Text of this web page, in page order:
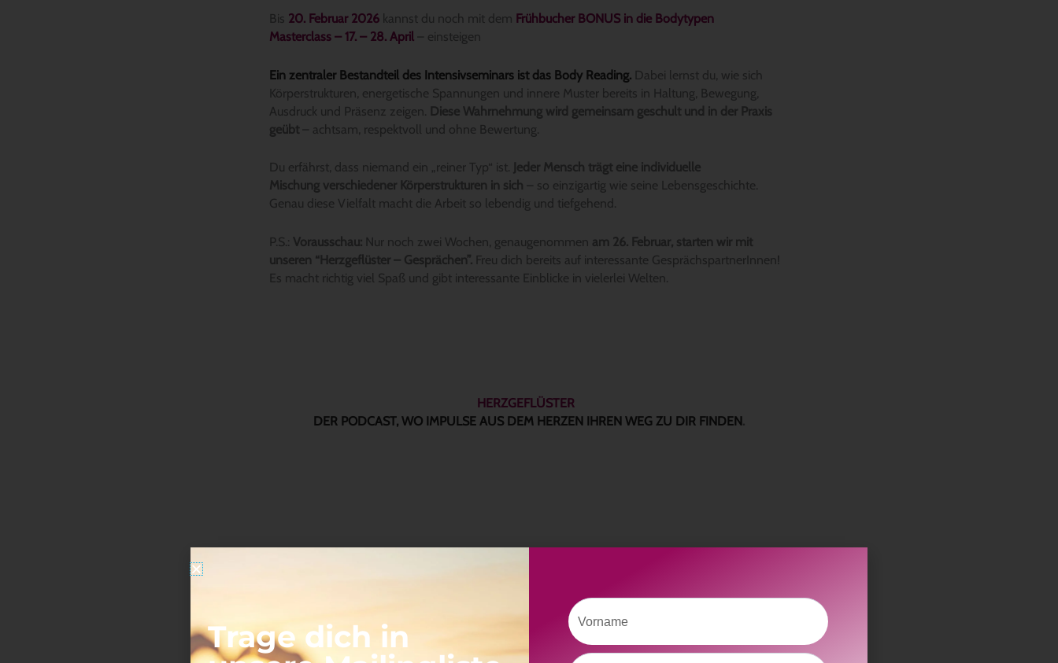
Bis 20. Februar 2026 kannst du noch mit dem Frühbucher BONUS in die Bodytypen
Masterclass – 17. – 28. April
– einsteigen
Ein zentraler Bestandteil des Intensivseminars ist das Body Reading. Dabei lernst du, wie sich
Körperstrukturen, energetische Spannungen und innere Muster bereits in Haltung, Bewegung,
Ausdruck und Präsenz zeigen. Diese Wahrnehmung wird gemeinsam geschult und in der Praxis
geübt – achtsam, respektvoll und ohne Bewertung.
Du erfährst, dass niemand ein „reiner Typ“ ist. Jeder Mensch trägt eine individuelle
Mischung verschiedener Körperstrukturen in sich – so einzigartig wie seine Lebensgeschichte.
Genau diese Vielfalt macht die Arbeit so lebendig und tiefgehend.
P.S.: Vorausschau: Nur noch zwei Wochen, genaugenommen am 26. Februar, starten wir mit
unseren “Herzgeflüster – Gesprächen”. Freu dich bereits auf interessante GesprächspartnerInnen!
Es macht richtig viel Spaß und gibt interessante Einblicke in vielerlei Welten.
HERZGEFLÜSTER
DER PODCAST, WO IMPULSE AUS DEM HERZEN IHREN WEG ZU DIR FINDEN .
Hier geht´s zum YOUTUBE PODCAST
Trage dich in
Vorname